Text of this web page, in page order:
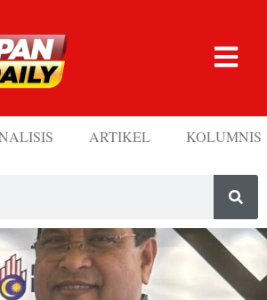
ARTIKEL KOLUMNIS